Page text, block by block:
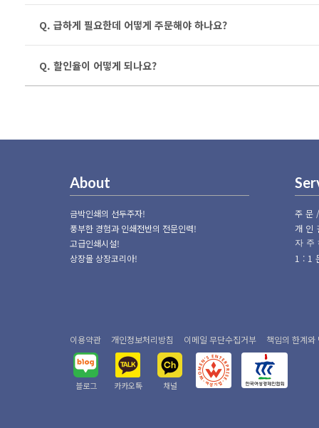
Q. 급하게 필요한데 어떻게 주문해야 하나요?
Q. 할인율이 어떻게 되나요?
About
금박인쇄의 선두주자!
풍부한 경험과 인쇄전반의 전문인력!
고급인쇄시설!
상장몰 상장코리아!
주
개인
자
1:1
이용약관 개인정보처리방침 이메일 무단수집거부 책임의 한계와
블로그 카카오톡 채널